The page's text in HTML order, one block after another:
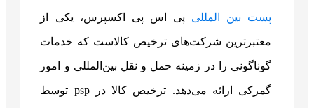
پست بین المللی پی اس پی اکسپرس، یکی از
معتبرترین شرکت‌های ترخیص کالاست که خدمات
گوناگونی را در زمینه حمل و نقل بین‌المللی و امور
گمرکی ارائه می‌دهد. ترخیص کالا در psp توسط